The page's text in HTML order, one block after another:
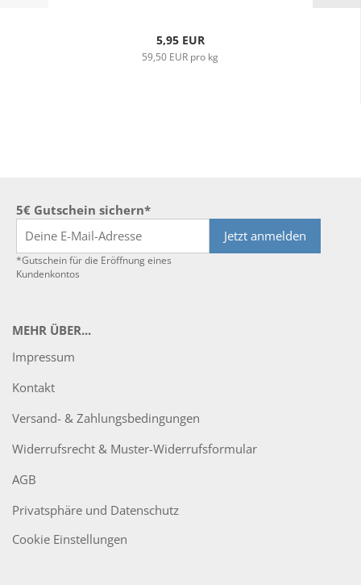
5,95 EUR
59,50 EUR pro kg
5€ Gutschein sichern*
Jetzt anmelden
*Gutschein für die Eröffnung eines
Kundenkontos
MEHR ÜBER...
Impressum
Kontakt
Versand- & Zahlungsbedingungen
Widerrufsrecht & Muster-Widerrufsformular
AGB
Privatsphäre und Datenschutz
Cookie Einstellungen